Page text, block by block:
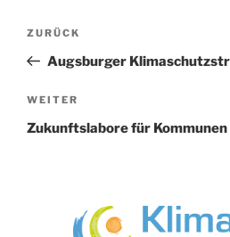
Beitragsnavigation
Vorheriger
Beitrag
ZURÜCK
Augsburger
Nächster
Beitrag
WEITER
Zukunftslabore für Kommunen